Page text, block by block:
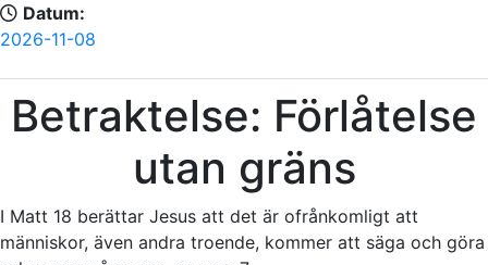
Datum:
2026-11-08
Betraktelse: Förlåtelse
utan gräns
I Matt 18 berättar Jesus att det är ofrånkomligt att
människor, även andra troende, kommer att säga och göra